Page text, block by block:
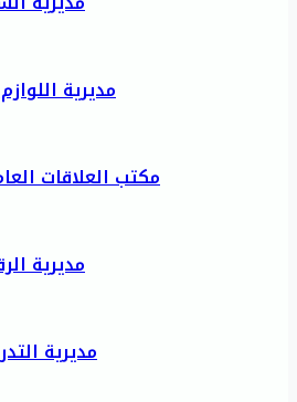
مديرية
مكتب العلاقات
مديرية
مديرية